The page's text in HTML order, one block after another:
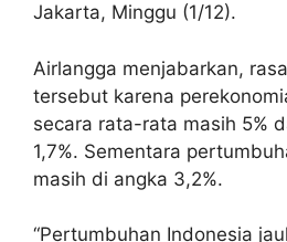
Jakarta, Minggu (1/12).
Airlangga menjabarkan,
tersebut karena
secara rata-rata masih 5%
1,7%. Sementara
masih di angka 3,2%.
“Pertumbuhan Indonesia